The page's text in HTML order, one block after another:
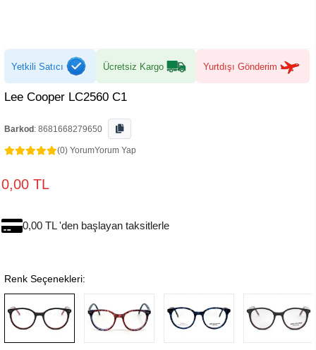
Yetkili Satıcı Ücretsiz Kargo Yurtdışı Gönderim
Lee Cooper LC2560 C1
Barkod : 8681668279650
(0) YorumYorum Yap
0,00 TL
0,00 TL 'den başlayan taksitlerle
Renk Seçenekleri: